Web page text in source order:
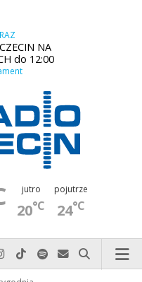
NA
do 12:00
jutro
20°C
pojutrze
24°C
do nas zadzwoń
nas na Facebook-u
nas na X
Odwiedź nas na Instagram-ie
Odwiedź nas na TikTok-u
Szukaj nas na Spotify
Wyślij do nas
Szukaj